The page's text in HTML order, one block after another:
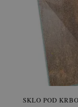
SKLO POD